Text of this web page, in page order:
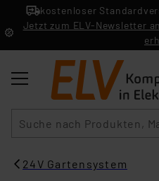
kostenloser
Jetzt zum ELV-Newsletter
24V Gartensystem